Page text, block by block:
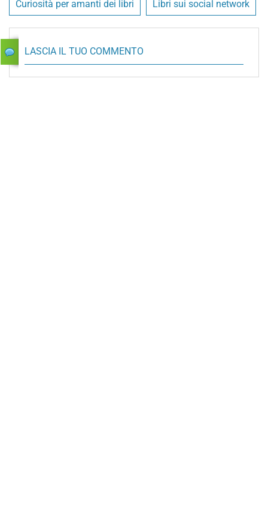
Curiosità per amanti dei libri Libri sui social network
LASCIA IL TUO COMMENTO